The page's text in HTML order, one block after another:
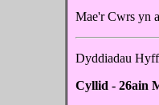
Mae'r Cwrs yn
Dyddiadau
Cyllid - 26ain